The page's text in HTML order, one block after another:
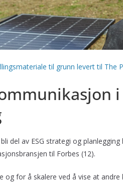
til grunn levert til The
del av ESG strategi og
til Forbes (12).
og for å skalere ved å vise at